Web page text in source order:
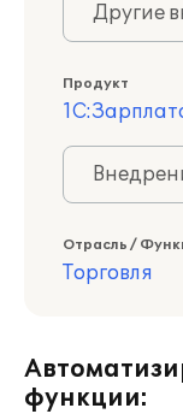
Другие
Продукт
Отрасль /
Торговля
функции: